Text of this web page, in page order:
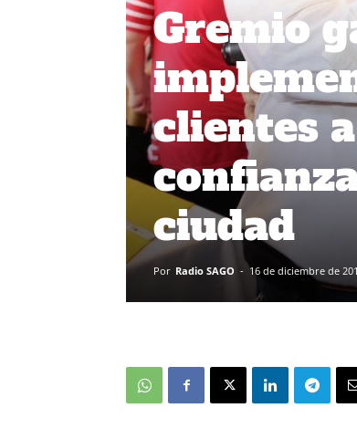
Gremio
clientes
ciudad
Por Radio SAGO - 16 de diciembre de